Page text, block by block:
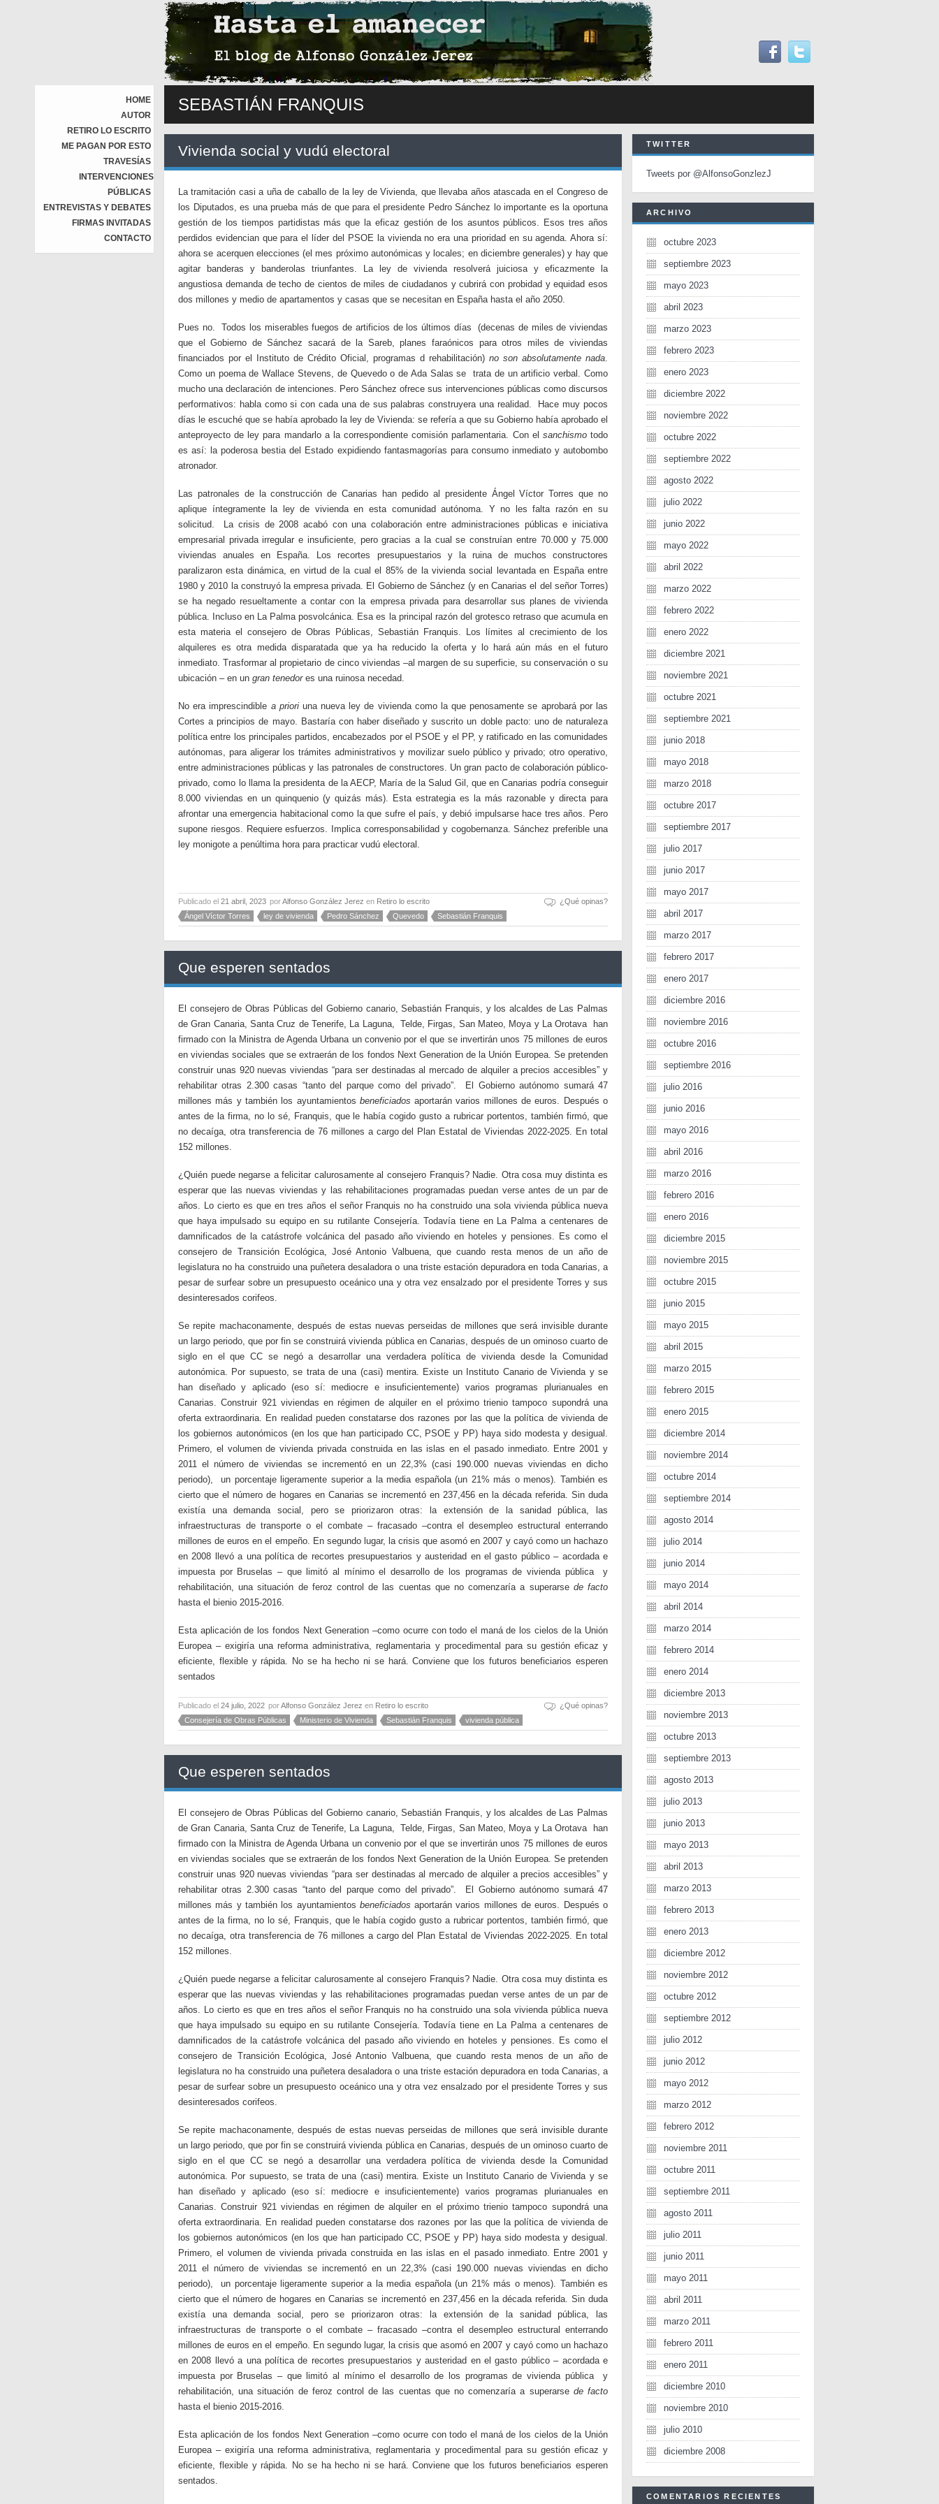
HOME
AUTOR
RETIRO LO ESCRITO
ME PAGAN POR ESTO
TRAVESÍAS
INTERVENCIONES
PÚBLICAS
ENTREVISTAS Y DEBATES
FIRMAS INVITADAS
CONTACTO
SEBASTIÁN FRANQUIS
Vivienda social y vudú electoral
La tramitación casi a uña de caballo de la ley de Vivienda, que llevaba años atascada en el Congreso de
los Diputados, es una prueba más de que para el presidente Pedro Sánchez lo importante es la oportuna
gestión de los tiempos partidistas más que la eficaz gestión de los asuntos públicos. Esos tres años
perdidos evidencian que para el líder del PSOE la vivienda no era una prioridad en su agenda. Ahora sí:
ahora se acerquen elecciones (el mes próximo autonómicas y locales; en diciembre generales) y hay que
agitar banderas y banderolas triunfantes. La ley de vivienda resolverá juiciosa y eficazmente la
angustiosa demanda de techo de cientos de miles de ciudadanos y cubrirá con probidad y equidad esos
dos millones y medio de apartamentos y casas que se necesitan en España hasta el año 2050.
Pues no. Todos los miserables fuegos de artificios de los últimos días (decenas de miles de viviendas
que el Gobierno de Sánchez sacará de la Sareb, planes faraónicos para otros miles de viviendas
financiados por el Instituto de Crédito Oficial, programas d rehabilitación) no son absolutamente nada.
Como un poema de Wallace Stevens, de Quevedo o de Ada Salas se trata de un artificio verbal. Como
mucho una declaración de intenciones. Pero Sánchez ofrece sus intervenciones públicas como discursos
performativos: habla como si con cada una de sus palabras construyera una realidad. Hace muy pocos
días le escuché que se había aprobado la ley de Vivienda: se refería a que su Gobierno había aprobado el
anteproyecto de ley para mandarlo a la correspondiente comisión parlamentaria. Con el sanchismotodo
es así: la poderosa bestia del Estado expidiendo fantasmagorías para consumo inmediato y autobombo
atronador.
Las patronales de la construcción de Canarias han pedido al presidente Ángel Víctor Torres que no
aplique íntegramente la ley de vivienda en esta comunidad autónoma. Y no les falta razón en su
solicitud. La crisis de 2008 acabó con una colaboración entre administraciones públicas e iniciativa
empresarial privada irregular e insuficiente, pero gracias a la cual se construían entre 70.000 y 75.000
viviendas anuales en España. Los recortes presupuestarios y la ruina de muchos constructores
paralizaron esta dinámica, en virtud de la cual el 85% de la vivienda social levantada en España entre
1980 y 2010 la construyó la empresa privada. El Gobierno de Sánchez (y en Canarias el del señor Torres)
se ha negado resueltamente a contar con la empresa privada para desarrollar sus planes de vivienda
pública. Incluso en La Palma posvolcánica. Esa es la principal razón del grotesco retraso que acumula en
esta materia el consejero de Obras Públicas, Sebastián Franquis. Los límites al crecimiento de los
alquileres es otra medida disparatada que ya ha reducido la oferta y lo hará aún más en el futuro
inmediato. Trasformar al propietario de cinco viviendas –al margen de su superficie, su conservación o su
ubicación – en un gran tenedores una ruinosa necedad.
No era imprescindible a prioriuna nueva ley de vivienda como la que penosamente se aprobará por las
Cortes a principios de mayo. Bastaría con haber diseñado y suscrito un doble pacto: uno de naturaleza
política entre los principales partidos, encabezados por el PSOE y el PP, y ratificado en las comunidades
autónomas, para aligerar los trámites administrativos y movilizar suelo público y privado; otro operativo,
entre administraciones públicas y las patronales de constructores. Un gran pacto de colaboración público-
privado, como lo llama la presidenta de la AECP, María de la Salud Gil, que en Canarias podría conseguir
8.000 viviendas en un quinquenio (y quizás más). Esta estrategia es la más razonable y directa para
afrontar una emergencia habitacional como la que sufre el país, y debió impulsarse hace tres años. Pero
supone riesgos. Requiere esfuerzos. Implica corresponsabilidad y cogobernanza. Sánchez preferible una
ley monigote a penúltima hora para practicar vudú electoral.
Publicado el 21 abril, 2023 porAlfonso González Jerez en Retiro lo escrito
¿Qué opinas?
Ángel Víctor Torres
ley de vivienda Pedro Sánchez Quevedo Sebastián Franquis
Que esperen sentados
El consejero de Obras Públicas del Gobierno canario, Sebastián Franquis, y los alcaldes de Las Palmas
de Gran Canaria, Santa Cruz de Tenerife, La Laguna, Telde, Firgas, San Mateo, Moya y La Orotava han
firmado con la Ministra de Agenda Urbana un convenio por el que se invertirán unos 75 millones de euros
en viviendas sociales que se extraerán de los fondos Next Generation de la Unión Europea. Se pretenden
construir unas 920 nuevas viviendas “para ser destinadas al mercado de alquiler a precios accesibles” y
rehabilitar otras 2.300 casas “tanto del parque como del privado”. El Gobierno autónomo sumará 47
millones más y también los ayuntamientos beneficiadosaportarán varios millones de euros. Después o
antes de la firma, no lo sé, Franquis, que le había cogido gusto a rubricar portentos, también firmó, que
no decaíga, otra transferencia de 76 millones a cargo del Plan Estatal de Viviendas 2022-2025. En total
152 millones.
¿Quién puede negarse a felicitar calurosamente al consejero Franquis? Nadie. Otra cosa muy distinta es
esperar que las nuevas viviendas y las rehabilitaciones programadas puedan verse antes de un par de
años. Lo cierto es que en tres años el señor Franquis no ha construido una sola vivienda pública nueva
que haya impulsado su equipo en su rutilante Consejería. Todavía tiene en La Palma a centenares de
damnificados de la catástrofe volcánica del pasado año viviendo en hoteles y pensiones. Es como el
consejero de Transición Ecológica, José Antonio Valbuena, que cuando resta menos de un año de
legislatura no ha construido una puñetera desaladora o una triste estación depuradora en toda Canarias, a
pesar de surfear sobre un presupuesto oceánico una y otra vez ensalzado por el presidente Torres y sus
desinteresados corifeos.
Se repite machaconamente, después de estas nuevas perseidas de millones que será invisible durante
un largo periodo, que por fin se construirá vivienda pública en Canarias, después de un ominoso cuarto de
siglo en el que CC se negó a desarrollar una verdadera política de vivienda desde la Comunidad
autonómica. Por supuesto, se trata de una (casi) mentira. Existe un Instituto Canario de Vivienda y se
han diseñado y aplicado (eso sí: mediocre e insuficientemente) varios programas plurianuales en
Canarias. Construir 921 viviendas en régimen de alquiler en el próximo trienio tampoco supondrá una
oferta extraordinaria. En realidad pueden constatarse dos razones por las que la política de vivienda de
los gobiernos autonómicos (en los que han participado CC, PSOE y PP) haya sido modesta y desigual.
Primero, el volumen de vivienda privada construida en las islas en el pasado inmediato. Entre 2001 y
2011 el número de viviendas se incrementó en un 22,3% (casi 190.000 nuevas viviendas en dicho
periodo), un porcentaje ligeramente superior a la media española (un 21% más o menos). También es
cierto que el número de hogares en Canarias se incrementó en 237,456 en la década referida. Sin duda
existía una demanda social, pero se priorizaron otras: la extensión de la sanidad pública, las
infraestructuras de transporte o el combate – fracasado –contra el desempleo estructural enterrando
millones de euros en el empeño. En segundo lugar, la crisis que asomó en 2007 y cayó como un hachazo
en 2008 llevó a una política de recortes presupuestarios y austeridad en el gasto público – acordada e
impuesta por Bruselas – que limitó al mínimo el desarrollo de los programas de vivienda pública y
rehabilitación, una situación de feroz control de las cuentas que no comenzaría a superarse de facto
hasta el bienio 2015-2016.
Esta aplicación de los fondos Next Generation –como ocurre con todo el maná de los cielos de la Unión
Europea – exigiría una reforma administrativa, reglamentaria y procedimental para su gestión eficaz y
eficiente, flexible y rápida. No se ha hecho ni se hará. Conviene que los futuros beneficiarios esperen
sentados
Publicado el 24 julio, 2022 porAlfonso González Jerez en Retiro lo escrito
¿Qué opinas?
Consejería de Obras Públicas
Ministerio de Vivienda Sebastián Franquis vivienda pública
Que esperen sentados
El consejero de Obras Públicas del Gobierno canario, Sebastián Franquis, y los alcaldes de Las Palmas
de Gran Canaria, Santa Cruz de Tenerife, La Laguna, Telde, Firgas, San Mateo, Moya y La Orotava han
firmado con la Ministra de Agenda Urbana un convenio por el que se invertirán unos 75 millones de euros
en viviendas sociales que se extraerán de los fondos Next Generation de la Unión Europea. Se pretenden
construir unas 920 nuevas viviendas “para ser destinadas al mercado de alquiler a precios accesibles” y
rehabilitar otras 2.300 casas “tanto del parque como del privado”. El Gobierno autónomo sumará 47
millones más y también los ayuntamientos beneficiadosaportarán varios millones de euros. Después o
antes de la firma, no lo sé, Franquis, que le había cogido gusto a rubricar portentos, también firmó, que
no decaíga, otra transferencia de 76 millones a cargo del Plan Estatal de Viviendas 2022-2025. En total
152 millones.
¿Quién puede negarse a felicitar calurosamente al consejero Franquis? Nadie. Otra cosa muy distinta es
esperar que las nuevas viviendas y las rehabilitaciones programadas puedan verse antes de un par de
años. Lo cierto es que en tres años el señor Franquis no ha construido una sola vivienda pública nueva
que haya impulsado su equipo en su rutilante Consejería. Todavía tiene en La Palma a centenares de
damnificados de la catástrofe volcánica del pasado año viviendo en hoteles y pensiones. Es como el
consejero de Transición Ecológica, José Antonio Valbuena, que cuando resta menos de un año de
legislatura no ha construido una puñetera desaladora o una triste estación depuradora en toda Canarias, a
pesar de surfear sobre un presupuesto oceánico una y otra vez ensalzado por el presidente Torres y sus
desinteresados corifeos.
Se repite machaconamente, después de estas nuevas perseidas de millones que será invisible durante
un largo periodo, que por fin se construirá vivienda pública en Canarias, después de un ominoso cuarto de
siglo en el que CC se negó a desarrollar una verdadera política de vivienda desde la Comunidad
autonómica. Por supuesto, se trata de una (casi) mentira. Existe un Instituto Canario de Vivienda y se
han diseñado y aplicado (eso sí: mediocre e insuficientemente) varios programas plurianuales en
Canarias. Construir 921 viviendas en régimen de alquiler en el próximo trienio tampoco supondrá una
oferta extraordinaria. En realidad pueden constatarse dos razones por las que la política de vivienda de
los gobiernos autonómicos (en los que han participado CC, PSOE y PP) haya sido modesta y desigual.
Primero, el volumen de vivienda privada construida en las islas en el pasado inmediato. Entre 2001 y
2011 el número de viviendas se incrementó en un 22,3% (casi 190.000 nuevas viviendas en dicho
periodo), un porcentaje ligeramente superior a la media española (un 21% más o menos). También es
cierto que el número de hogares en Canarias se incrementó en 237,456 en la década referida. Sin duda
existía una demanda social, pero se priorizaron otras: la extensión de la sanidad pública, las
infraestructuras de transporte o el combate – fracasado –contra el desempleo estructural enterrando
millones de euros en el empeño. En segundo lugar, la crisis que asomó en 2007 y cayó como un hachazo
en 2008 llevó a una política de recortes presupuestarios y austeridad en el gasto público – acordada e
impuesta por Bruselas – que limitó al mínimo el desarrollo de los programas de vivienda pública y
rehabilitación, una situación de feroz control de las cuentas que no comenzaría a superarse de facto
hasta el bienio 2015-2016.
Esta aplicación de los fondos Next Generation –como ocurre con todo el maná de los cielos de la Unión
Europea – exigiría una reforma administrativa, reglamentaria y procedimental para su gestión eficaz y
eficiente, flexible y rápida. No se ha hecho ni se hará. Conviene que los futuros beneficiarios esperen
sentados.
TWITTER
Tweets por @AlfonsoGonzlezJ
ARCHIVO
octubre 2023
septiembre 2023
mayo 2023
abril 2023
marzo 2023
febrero 2023
enero 2023
diciembre 2022
noviembre 2022
octubre 2022
septiembre 2022
agosto 2022
julio 2022
junio 2022
mayo 2022
abril 2022
marzo 2022
febrero 2022
enero 2022
diciembre 2021
noviembre 2021
octubre 2021
septiembre 2021
junio 2018
mayo 2018
marzo 2018
octubre 2017
septiembre 2017
julio 2017
junio 2017
mayo 2017
abril 2017
marzo 2017
febrero 2017
enero 2017
diciembre 2016
noviembre 2016
octubre 2016
septiembre 2016
julio 2016
junio 2016
mayo 2016
abril 2016
marzo 2016
febrero 2016
enero 2016
diciembre 2015
noviembre 2015
octubre 2015
junio 2015
mayo 2015
abril 2015
marzo 2015
febrero 2015
enero 2015
diciembre 2014
noviembre 2014
octubre 2014
septiembre 2014
agosto 2014
julio 2014
junio 2014
mayo 2014
abril 2014
marzo 2014
febrero 2014
enero 2014
diciembre 2013
noviembre 2013
octubre 2013
septiembre 2013
agosto 2013
julio 2013
junio 2013
mayo 2013
abril 2013
marzo 2013
febrero 2013
enero 2013
diciembre 2012
noviembre 2012
octubre 2012
septiembre 2012
julio 2012
junio 2012
mayo 2012
marzo 2012
febrero 2012
noviembre 2011
octubre 2011
septiembre 2011
agosto 2011
julio 2011
junio 2011
mayo 2011
abril 2011
marzo 2011
febrero 2011
enero 2011
diciembre 2010
noviembre 2010
julio 2010
diciembre 2008
COMENTARIOS RECIENTES